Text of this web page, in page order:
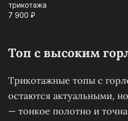
трикотажа
7 900⁠ ⁠₽
Топ с высоким
Трикотажные топы с
остаются актуальными,
— тонкое полотно и